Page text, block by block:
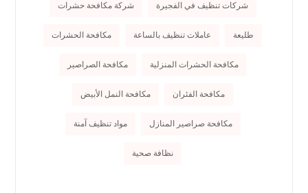
شركات تنظيف في الفجيرة شركة مكافحة حشرات
طليعة عاملات تنظيف بالساعة مكافحة الحشرات
مكافحة الحشرات المنزلية مكافحة الصراصير
مكافحة الفئران مكافحة النمل الأبيض
مكافحة صراصير المنازل مواد تنظيف آمنة
نظافة صحية